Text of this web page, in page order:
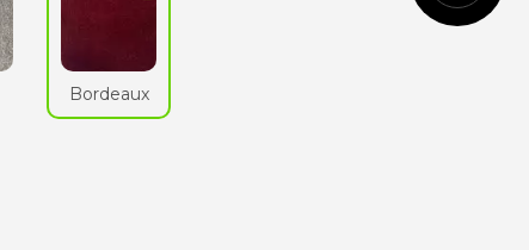
Bordeaux